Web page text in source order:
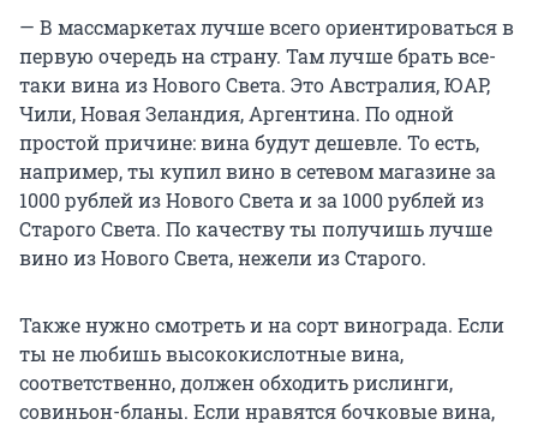
— В массмаркетах лучше всего ориентироваться в
первую очередь на страну. Там лучше брать все-
таки вина из Нового Света. Это Австралия, ЮАР,
Чили, Новая Зеландия, Аргентина. По одной
простой причине: вина будут дешевле. То есть,
например, ты купил вино в сетевом магазине за
1000 рублей из Нового Света и за 1000 рублей из
Старого Света. По качеству ты получишь лучше
вино из Нового Света, нежели из Старого.
Также нужно смотреть и на сорт винограда. Если
ты не любишь высококислотные вина,
соответственно, должен обходить рислинги,
совиньон-бланы. Если нравятся бочковые вина,